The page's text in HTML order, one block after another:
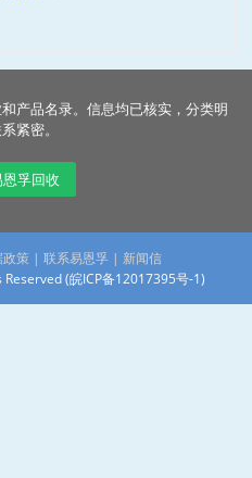
产品名录。信息均已核实，分类明
紧密。
孚回收
策| 联系易恩孚 | 新闻信
(皖ICP备12017395号-1)